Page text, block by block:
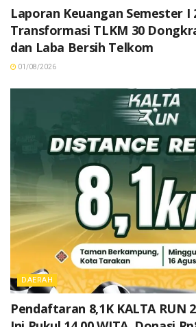
Laporan Keuangan Semester I
Transformasi TLKM 30
dan Laba Bersih Telkom
01/08/2026
DAERAH
Pendaftaran 8,1K KALTA RUN